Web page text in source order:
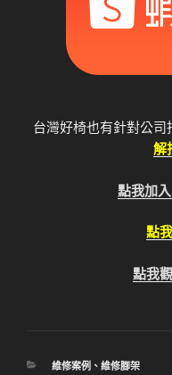
台灣好椅也有針對公司
解
點我加
點
點我
分
維修案例 、 維修腳架